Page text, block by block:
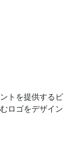
トを提供するビ
ロゴをデザイン